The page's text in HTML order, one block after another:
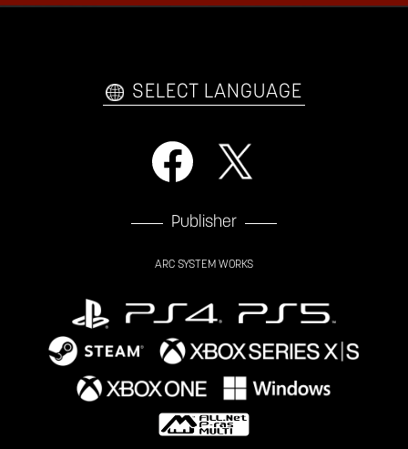
自己紹介カードメーカー アーケード
SELECT LANGUAGE
Publisher
ARC SYSTEM WORKS